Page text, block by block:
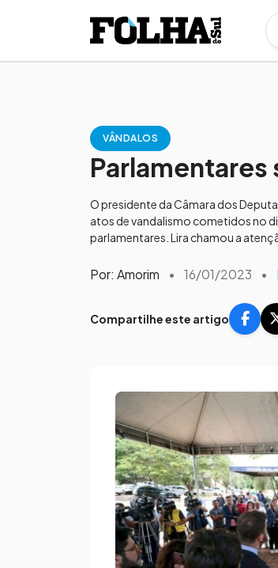
VÂNDALOS
O presidente da Câmara dos
atos de vandalismo cometidos no
parlamentares. Lira chamou a
Por: Amorim • 16/01/2023 •
Compartilhe este artigo